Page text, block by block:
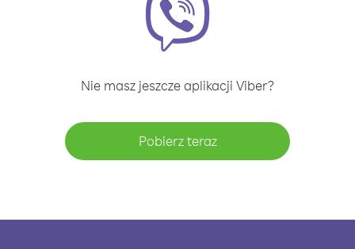
Nie masz jeszcze aplikacji Viber?
Pobierz teraz